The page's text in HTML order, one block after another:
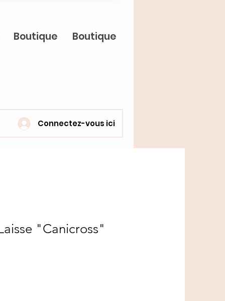
Boutique Boutique
Connectez-vous ici
"Canicross"